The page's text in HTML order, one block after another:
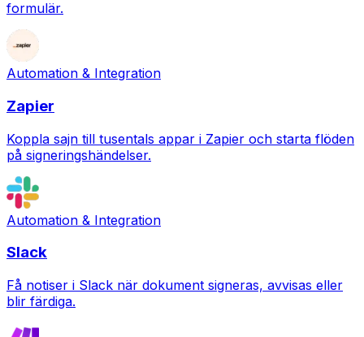
formulär.
Automation & Integration
Zapier
Koppla sajn till tusentals appar i Zapier och starta flöden
på signeringshändelser.
Automation & Integration
Slack
Få notiser i Slack när dokument signeras, avvisas eller
blir färdiga.